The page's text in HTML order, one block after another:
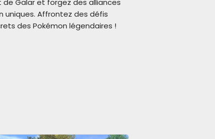
uniques. Affrontez des défis
des Pokémon légendaires !